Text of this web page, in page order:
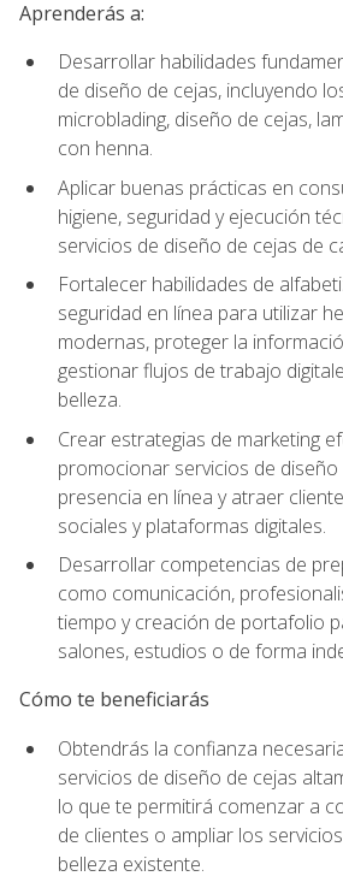
Aprenderás a:
Desarrollar habilidades
de diseño de cejas, incluyendo
microblading, diseño de cejas,
con henna.
Aplicar buenas prácticas en
higiene, seguridad y ejecución
servicios de diseño de cejas de
Fortalecer habilidades de
seguridad en línea para utilizar
modernas, proteger la
gestionar flujos de trabajo
belleza.
Crear estrategias de marketing
promocionar servicios de
presencia en línea y atraer
sociales y plataformas digitales.
Desarrollar competencias de
como comunicación,
tiempo y creación de portafolio
salones, estudios o de forma
Cómo te beneficiarás
Obtendrás la confianza
servicios de diseño de cejas
lo que te permitirá comenzar a
de clientes o ampliar los
belleza existente.